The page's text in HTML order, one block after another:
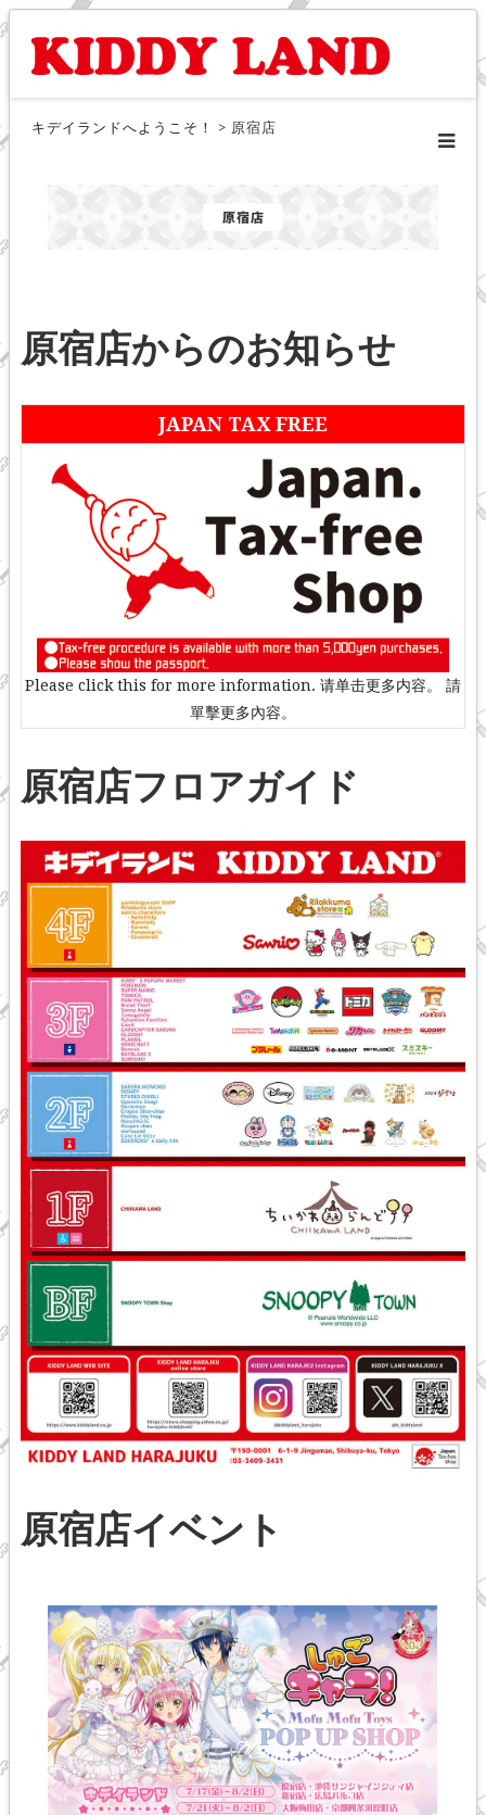
キデイランドへようこそ！ > 原宿店
原宿店からのお知らせ
JAPAN TAX FREE
Please click this for more information. 请单击更多内容。 請
單擊更多內容。
原宿店フロアガイド
原宿店イベント